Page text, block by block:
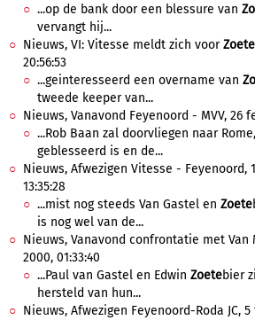
...op de bank door een blessure van
vervangt hij...
Nieuws, VI: Vitesse meldt zich voorZoete
20:56:53
...geinteresseerd een overname van
tweede keeper van...
Nieuws, Vanavond Feyenoord - MVV, 26
...Rob Baan zal doorvliegen naar Rome,
geblesseerd is en de...
Nieuws, Afwezigen Vitesse - Feyenoord,
13:35:28
...mist nog steeds Van Gastel en Zoete
is nog wel van de...
Nieuws, Vanavond confrontatie met Van
2000, 01:33:40
...Paul van Gastel en Edwin Zoetebier
hersteld van hun...
Nieuws, Afwezigen Feyenoord-Roda JC, 5